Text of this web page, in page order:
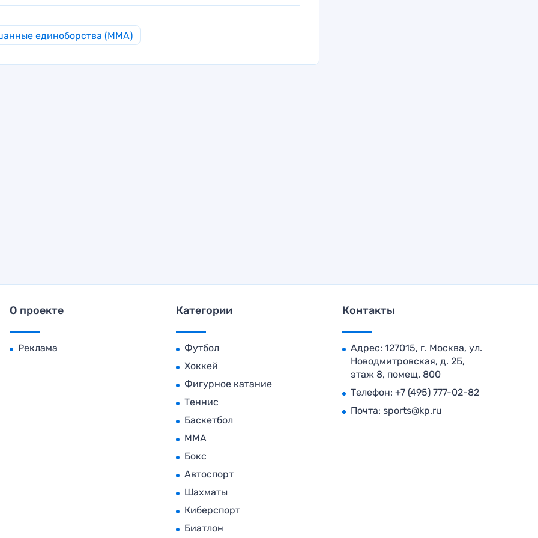
единоборства (MMA)
О проекте
Реклама
Категории
Футбол
Хоккей
Фигурное катание
Теннис
Баскетбол
MMA
Бокс
Автоспорт
Шахматы
Киберспорт
Биатлон
Контакты
Адрес: 127015, г. Москва, ул.
Новодмитровская, д. 2Б,
этаж 8, помещ. 800
Телефон: +7 (495) 777-02-82
Почта: sports@kp.ru